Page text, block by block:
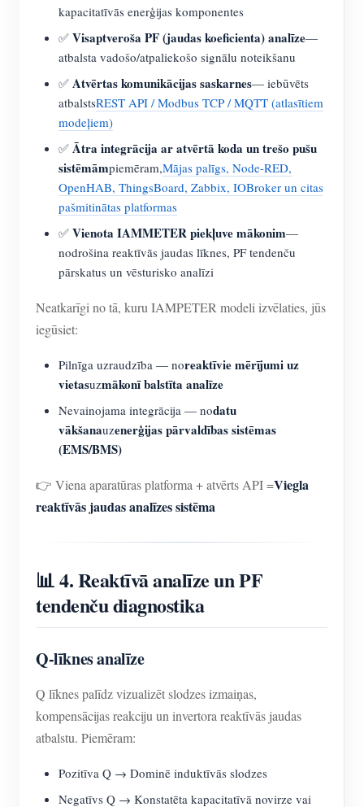
kapacitatīvās enerģijas komponentes
✅ Visaptveroša PF (jaudas koeficienta) analīze—
atbalsta vadošo/atpaliekošo signālu noteikšanu
✅ Atvērtas komunikācijas saskarnes— iebūvēts
atbalstsREST API / Modbus TCP / MQTT (atlasītiem
modeļiem)
✅ Ātra integrācija ar atvērtā koda un trešo pušu
sistēmāmpiemēram,Mājas palīgs, Node-RED,
OpenHAB, ThingsBoard, Zabbix, IOBroker un citas
pašmitinātas platformas
✅ Vienota IAMMETER piekļuve mākonim—
nodrošina reaktīvās jaudas līknes, PF tendenču
pārskatus un vēsturisko analīzi
Neatkarīgi no tā, kuru IAMPETER modeli izvēlaties, jūs
iegūsiet:
Pilnīga uzraudzība — noreaktīvie mērījumi uz
vietasuzmākonī balstīta analīze
Nevainojama integrācija — nodatu
vākšanauzenerģijas pārvaldības sistēmas
(EMS/BMS)
👉 Viena aparatūras platforma + atvērts API =Viegla
reaktīvās jaudas analīzes sistēma
📊 4. Reaktīvā analīze un PF
tendenču diagnostika
Q-līknes analīze
Q līknes palīdz vizualizēt slodzes izmaiņas,
kompensācijas reakciju un invertora reaktīvās jaudas
atbalstu. Piemēram:
Pozitīva Q → Dominē induktīvās slodzes
Negatīvs Q → Konstatēta kapacitatīvā novirze vai